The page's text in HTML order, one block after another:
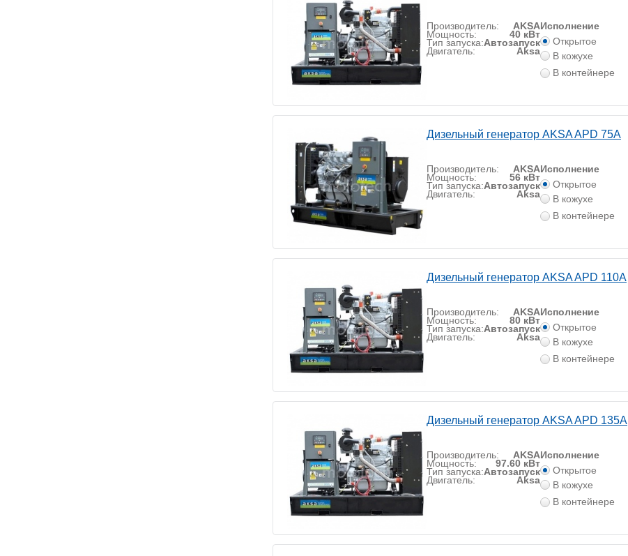
Производитель: AKSA
Мощность: 40 кВт
Тип запуска:Автозапуск
Двигатель: Aksa
Исполнение
Открытое
В кожухе
В контейнере
Дизельный генератор AKSA APD 75A
Производитель: AKSA
Мощность: 56 кВт
Тип запуска:Автозапуск
Двигатель: Aksa
Исполнение
Открытое
В кожухе
В контейнере
Дизельный генератор AKSA APD 110A
Производитель: AKSA
Мощность: 80 кВт
Тип запуска:Автозапуск
Двигатель: Aksa
Исполнение
Открытое
В кожухе
В контейнере
Дизельный генератор AKSA APD 135A
Производитель: AKSA
Мощность: 97.60 кВт
Тип запуска:Автозапуск
Двигатель: Aksa
Исполнение
Открытое
В кожухе
В контейнере